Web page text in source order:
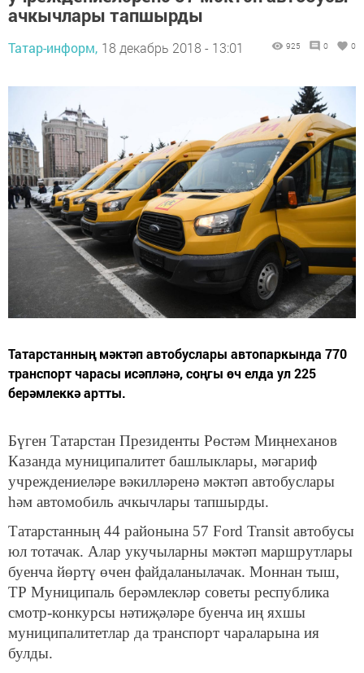
ачкычлары тапшырды
Татар-информ, 18 декабрь 2018 - 13:01 925 0 0
Татарстанның мәктәп автобуслары автопаркында 770
транспорт чарасы исәпләнә, соңгы өч елда ул 225
берәмлеккә артты.
Бүген Татарстан Президенты Рөстәм Миңнеханов
Казанда муниципалитет башлыклары, мәгариф
учреждениеләре вәкилләренә мәктәп автобуслары
һәм автомобиль ачкычлары тапшырды.
Татарстанның 44 районына 57 Ford Transit автобусы
юл тотачак. Алар укучыларны мәктәп маршрутлары
буенча йөртү өчен файдаланылачак. Моннан тыш,
ТР Муниципаль берәмлекләр советы республика
смотр-конкурсы нәтиҗәләре буенча иң яхшы
муниципалитетлар да транспорт чараларына ия
булды.